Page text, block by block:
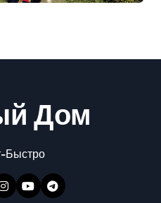
Дом
Быстро